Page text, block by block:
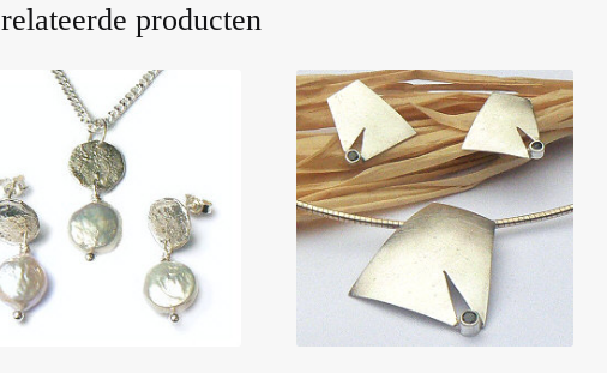
Deze
productpagina
gekozen
worden
op
de
productpagina
producten